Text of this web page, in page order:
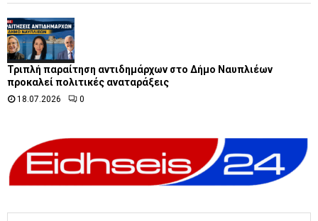
Τριπλή παραίτηση αντιδημάρχων στο Δήμο Ναυπλιέων
προκαλεί πολιτικές αναταράξεις
18.07.2026 0